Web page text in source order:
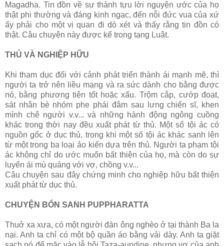
Magadha. Tin đồn về sự thành tựu lời nguyện ước của họ
thật phi thường và đáng kinh ngạc, đến nỗi đức vua của xứ
ấy phải cho một vị quan đi dò xét và thấy rằng tin đồn có
thật. Câu chuyện này được kể trong tạng Luật.
THỦ VÀ NGHIỆP HỮU
Khi tham dục đối với cảnh phát triển thành ái mạnh mẽ, thì
người ta trở nên liều mạng và ra sức dành cho bằng được
nó, bằng phương tiện tốt hoặc xấu. Trộm cắp, cướp đoạt,
sát nhân bè nhóm phe phái đâm sau lưng chiến sĩ, khen
mình chê người v.v... và những hành động ngông cuồng
khác trong thời nay đều xuất phát từ thủ. Một số tội ác có
nguồn gốc ở dục thủ, trong khi một số tội ác khác sanh lên
từ một trong ba loại ảo kiến dựa trên thủ. Người ta phạm tội
ác không chỉ do ước muốn bất thiện của họ, mà còn do sự
luyến ái mù quáng với vợ, chồng v.v...
Câu chuyện sau đây chứng minh cho nghiệp hữu bất thiện
xuất phát từ dục thủ.
CHUYỆN BỔN SANH PUPPHARATTA
Thuở xa xưa, có một người đàn ông nghèo ở tại thành Ba la
nại. Anh ta chỉ có một bộ quần áo bằng vải dày. Anh ta giặt